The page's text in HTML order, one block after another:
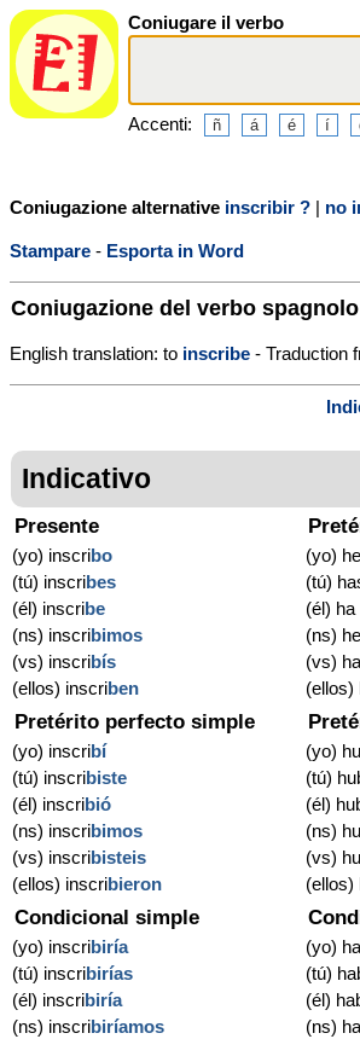
Coniugare il verbo
Accenti:
Coniugazione alternative inscribir ? | no
Stampare - Esporta in Word
Coniugazione del verbo spagnolo
English translation: to inscribe - Traduction
Indicativo
Presente
(yo) inscribo
(tú) inscribes
(él) inscribe
(ns) inscribimos
(vs) inscribís
(ellos) inscriben
(yo)
(tú)
(él)
(ns)
(vs)
(ellos)
Pretérito perfecto simple
(yo) inscribí
(tú) inscribiste
(él) inscribió
(ns) inscribimos
(vs) inscribisteis
(ellos) inscribieron
(yo)
(tú)
(él)
(ns)
(vs)
(ellos)
Condicional simple
(yo) inscribiría
(tú) inscribirías
(él) inscribiría
(ns) inscribiríamos
(yo)
(tú)
(él)
(ns)